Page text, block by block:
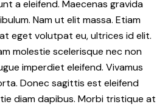
a eleifend. Maecenas gravida
Nam ut elit massa. Etiam
eget volutpat eu, ultrices id elit.
molestie scelerisque nec non
imperdiet eleifend. Vivamus
Donec sagittis est eleifend
diam dapibus. Morbi tristique at